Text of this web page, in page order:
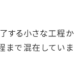
する小さな工程か
まで混在していま